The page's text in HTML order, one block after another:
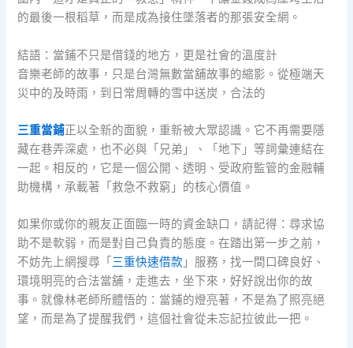
的最後一根稻草，而是成為接住墜落者的那張安全網。
結語：當鋪不只是借錢的地方，更是社會的溫度計
音樂老師的故事，只是台灣無數當舖故事的縮影。從極端天
災中的及時雨，到日常周轉的雪中送炭，合法的
三重當鋪正以全新的面貌，重新被大眾認識。它不再需要隱
藏在巷弄深處，也不必與「兄弟」、「地下」等詞彙連結在
一起。相反的，它是一個公開、透明、受政府監管的金融輔
助機構，承載著「救急不救窮」的核心價值。
如果你或你的親友正面臨一時的資金缺口，請記得：尋求協
助不是軟弱，而是對自己負責的態度。在踏出第一步之前，
不妨先上網搜尋「 三重快速借款 」服務，找一間口碑良好、
環境明亮的合法當舖，走進去，坐下來，好好說出你的故
事。就像林老師所體悟的：當鋪的燈亮著，不是為了照亮絕
望，而是為了提醒我們，這個社會從未忘記拉彼此一把。